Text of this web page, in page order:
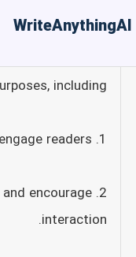
including:
1. Blog Posts: Create captivating and informative blog posts that drive traffic and engage readers.
encourage
interaction.